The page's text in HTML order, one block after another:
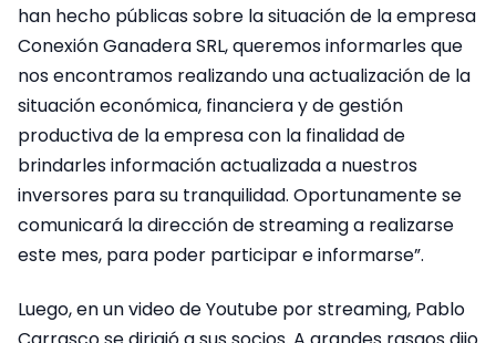
han hecho públicas sobre la situación de la empresa
Conexión Ganadera SRL, queremos informarles que
nos encontramos realizando una actualización de la
situación económica, financiera y de gestión
productiva de la empresa con la finalidad de
brindarles información actualizada a nuestros
inversores para su tranquilidad. Oportunamente se
comunicará la dirección de streaming a realizarse
este mes, para poder participar e informarse”.
Luego, en un video de Youtube por streaming, Pablo